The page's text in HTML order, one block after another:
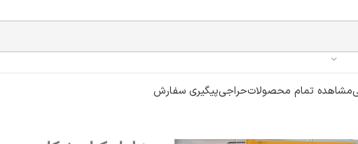
مشاهده تمام محصولاتحراجیپیگیری سفارش